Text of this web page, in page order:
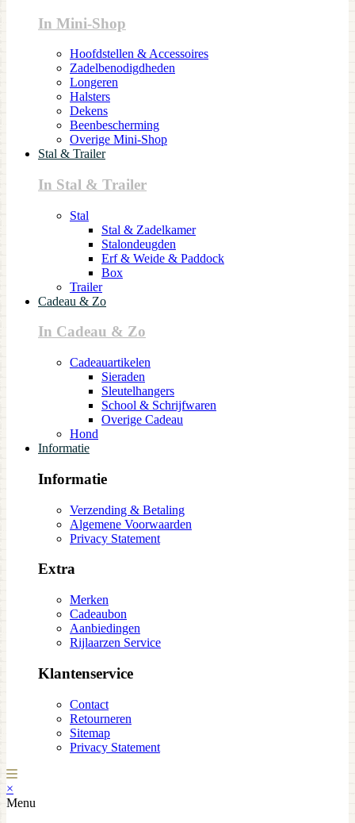
In Mini-Shop
Hoofdstellen & Accessoires
Zadelbenodigdheden
Longeren
Halsters
Dekens
Beenbescherming
Overige Mini-Shop
Stal & Trailer
In Stal & Trailer
Stal
Stal & Zadelkamer
Stalondeugden
Erf & Weide & Paddock
Box
Trailer
Cadeau & Zo
In Cadeau & Zo
Cadeauartikelen
Sieraden
Sleutelhangers
School & Schrijfwaren
Overige Cadeau
Hond
Informatie
Informatie
Verzending & Betaling
Algemene Voorwaarden
Privacy Statement
Extra
Merken
Cadeaubon
Aanbiedingen
Rijlaarzen Service
Klantenservice
Contact
Retourneren
Sitemap
Privacy Statement
×
Menu